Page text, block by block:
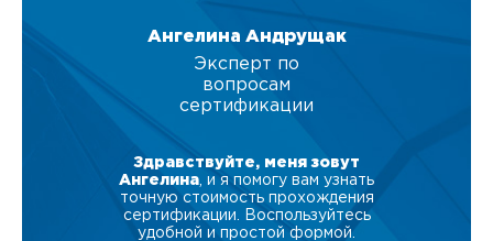
Ангелина Андрущак
Эксперт по
вопросам
сертификации
Здравствуйте, меня зовут
Ангелина , и я помогу вам узнать
точную стоимость прохождения
сертификации. Воспользуйтесь
удобной и простой формой.